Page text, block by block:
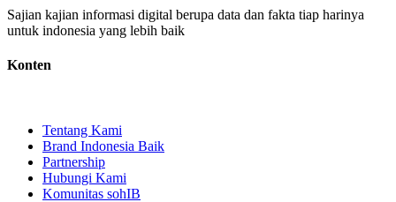
Sajian kajian informasi digital berupa data dan fakta tiap harinya
untuk indonesia yang lebih baik
Konten
Tentang Kami
Brand Indonesia Baik
Partnership
Hubungi Kami
Komunitas sohIB